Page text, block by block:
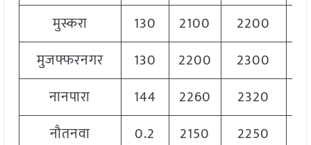
मुस्करा
130 2100 2200
मुजफ्फरनगर
130 2200 2300
नानपारा
144 2260 2320
नौतनवा
0.2 2150 2250